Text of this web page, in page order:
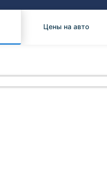
Цены на авто